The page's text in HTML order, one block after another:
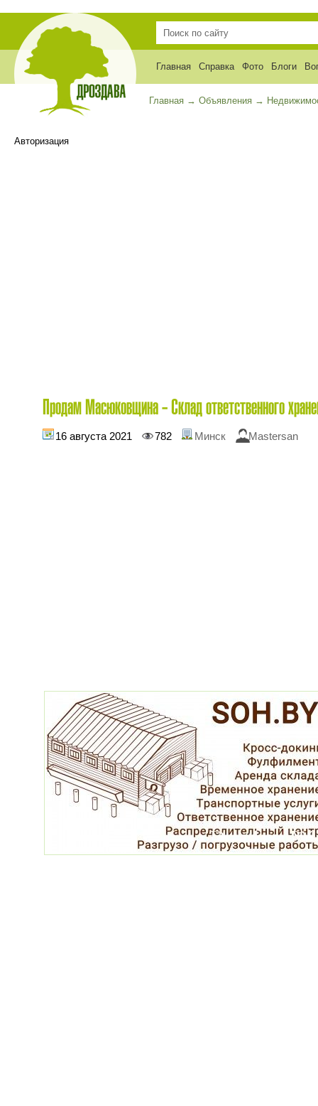
Главная Справка Фото Блоги
Авторизация
Главная → Объявления →
Продам Масюковщина - Склад ответственного
16 августа 2021 782 Минск Mastersan